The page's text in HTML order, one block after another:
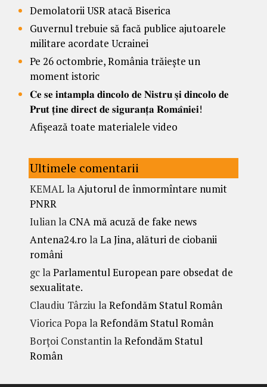
Demolatorii USR atacă Biserica
Guvernul trebuie să facă publice ajutoarele
militare acordate Ucrainei
Pe 26 octombrie, România trăiește un
moment istoric
𝐂𝐞 𝐬𝐞 𝐢𝐧𝐭𝐚𝐦𝐩𝐥𝐚 𝐝𝐢𝐧𝐜𝐨𝐥𝐨 𝐝𝐞 𝐍𝐢𝐬𝐭𝐫𝐮 𝐬̦𝐢 𝐝𝐢𝐧𝐜𝐨𝐥𝐨 𝐝𝐞
𝐏𝐫𝐮𝐭 𝐭̦𝐢𝐧𝐞 𝐝𝐢𝐫𝐞𝐜𝐭 𝐝𝐞 𝐬𝐢𝐠𝐮𝐫𝐚𝐧𝐭̦𝐚 𝐑𝐨𝐦𝐚̂𝐧𝐢𝐞𝐢!
Afișează toate materialele video
Ultimele comentarii
KEMAL laAjutorul de înmormîntare numit
PNRR
Iulianla CNA mă acuză de fake news
Antena24.ro laLa Jina, alături de ciobanii
români
gclaParlamentul European pare obsedat de
sexualitate.
Claudiu Târziu laRefondăm Statul Român
Viorica PopalaRefondăm Statul Român
Borțoi ConstantinlaRefondăm Statul
Român